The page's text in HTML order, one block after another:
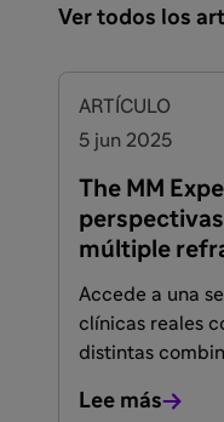
Ver todos los
FACULTADOS
ARTÍCULO
5 jun 2025
The MM
múltiple
Accede a una
clínicas reales
distintas
múltiple
Lee más